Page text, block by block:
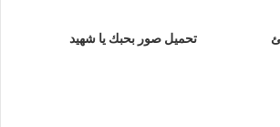
تحميل صور بحبك يا شهيد